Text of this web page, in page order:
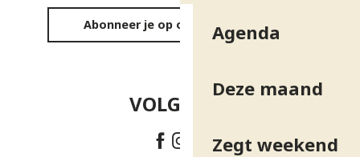
Agenda
Deze maand
Zegt weekend
Abonneer je op onze nieuwsbrief
VOLG ONS!